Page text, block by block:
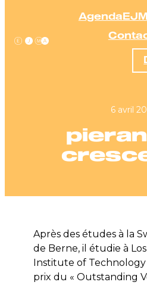
contenu
Agenda
6 avril
Après des études à la
de Berne, il étudie à
Institute of
prix du « Outstanding